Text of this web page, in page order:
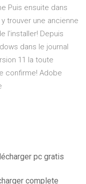
Puis ensuite dans
trouver une ancienne
l'installer! Depuis
dans le journal
11 la toute
confirme! Adobe
pc gratis
complete